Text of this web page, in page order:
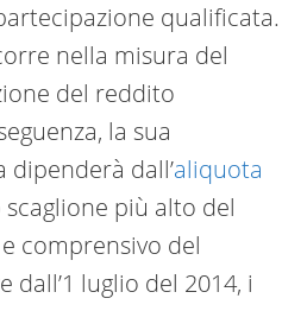
qualificata.
nella misura del
del reddito
la sua
dipenderà dall’aliquota
più alto del
comprensivo del
dall’1 luglio del 2014, i